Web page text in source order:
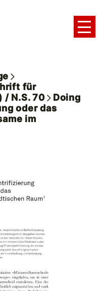
für
/ N.S. 70
Doing
oder das
im